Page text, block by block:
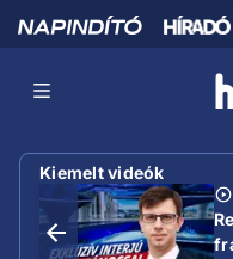
Kiemelt videók